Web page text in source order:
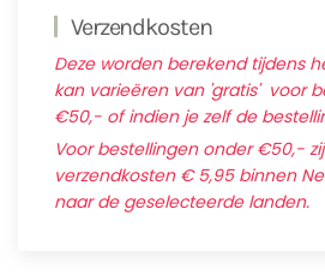
Verzendkosten
Deze worden berekend tijdens
kan varieëren van 'gratis' voor
€50,- of indien je zelf de
Voor bestellingen onder €50,-
verzendkosten € 5,95 binnen
naar de geselecteerde landen.